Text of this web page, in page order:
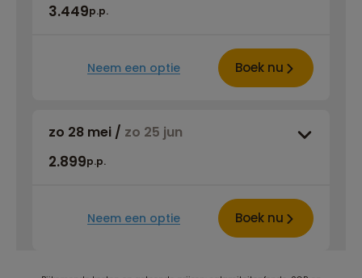
3.449p.p.
Neem een optie Boek nu
zo 28 mei / zo 25 jun
2.899p.p.
Neem een optie Boek nu